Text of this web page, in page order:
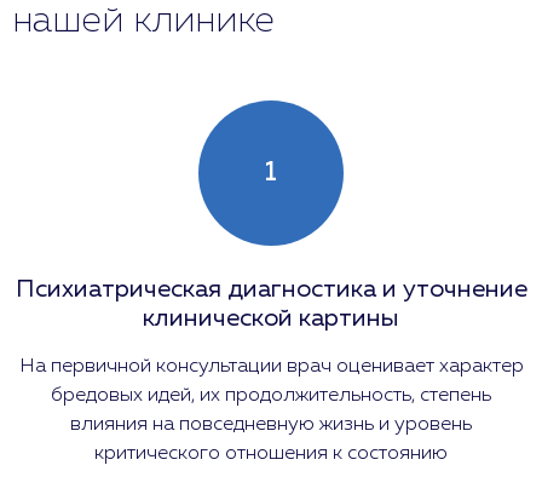
нашей клинике
1
Психиатрическая диагностика и уточнение
клинической картины
На первичной консультации врач оценивает характер
бредовых идей, их продолжительность, степень
влияния на повседневную жизнь и уровень
критического отношения к состоянию